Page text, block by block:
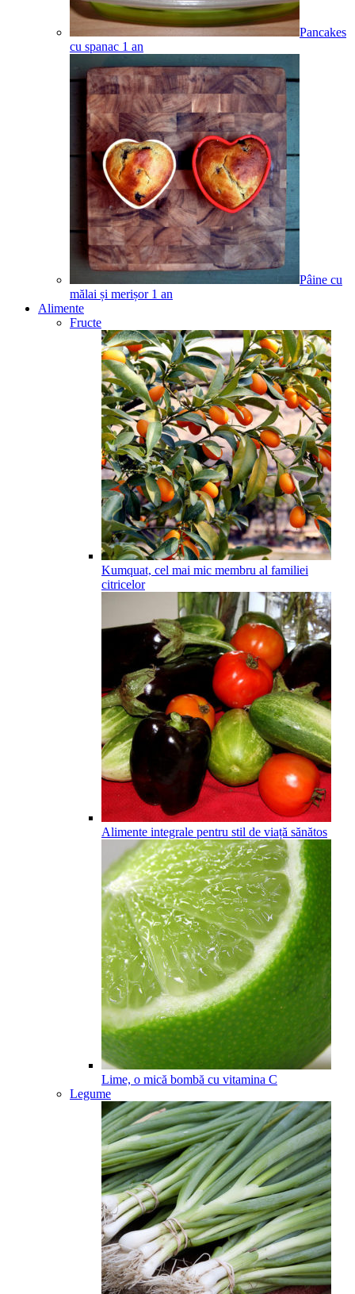
Pancakes
cu spanac 1 an
Pâine cu
mălai și merișor 1 an
Alimente
Fructe
Kumquat, cel mai mic membru al familiei
citricelor
Alimente integrale pentru stil de viață sănătos
Lime, o mică bombă cu vitamina C
Legume